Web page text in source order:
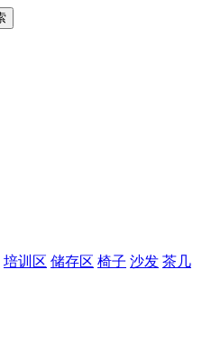
培训区 储存区 椅子 沙发 茶几